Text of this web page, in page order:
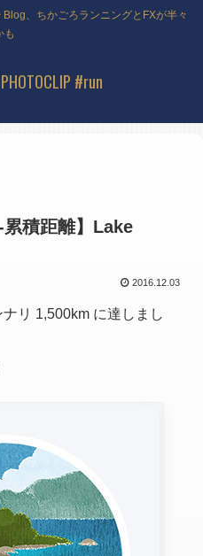
、ちかごろランニングとFXが半々
も
#run
積距離】Lake
2016.12.03
リ 1,500km に達しまし